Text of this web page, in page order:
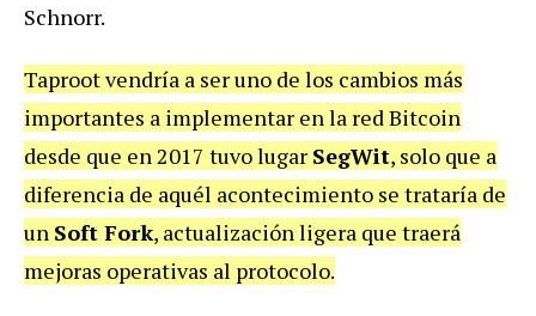
Schnorr.
Taproot vendría a ser uno de los cambios más
importantes a implementar en la red Bitcoin
desde que en 2017 tuvo lugar SegWit, solo que a
diferencia de aquél acontecimiento se trataría de
un Soft Fork, actualización ligera que traerá
mejoras operativas al protocolo.